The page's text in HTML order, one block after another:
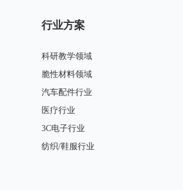
行业方案
科研教学领域
脆性材料领域
汽车配件行业
医疗行业
3C电子行业
纺织/鞋服行业